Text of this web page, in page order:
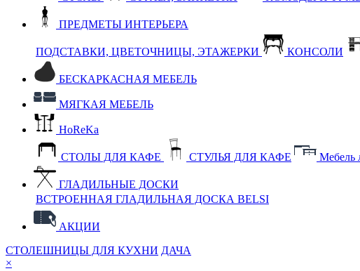
ПРЕДМЕТЫ ИНТЕРЬЕРА
ПОДСТАВКИ, ЦВЕТОЧНИЦЫ, ЭТАЖЕРКИ КОНСОЛИ
БЕСКАРКАСНАЯ МЕБЕЛЬ
МЯГКАЯ МЕБЕЛЬ
HoReKa
СТОЛЫ ДЛЯ КАФЕ СТУЛЬЯ ДЛЯ КАФЕ Мебель
ГЛАДИЛЬНЫЕ ДОСКИ
ВСТРОЕННАЯ ГЛАДИЛЬНАЯ ДОСКА BELSI
АКЦИИ
СТОЛЕШНИЦЫ ДЛЯ КУХНИ ДАЧА
×